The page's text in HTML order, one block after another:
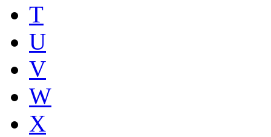
T
U
V
W
X